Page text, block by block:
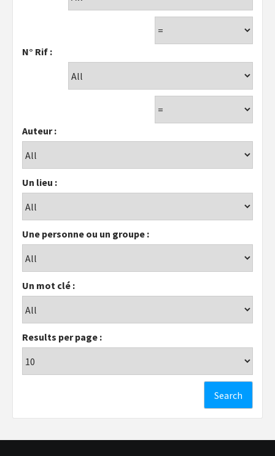
N° Rif :
Auteur :
Un lieu :
Une personne ou un groupe :
Un mot clé :
Results per page :